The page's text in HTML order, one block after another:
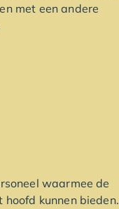
met een andere
waarmee de
kunnen bieden.